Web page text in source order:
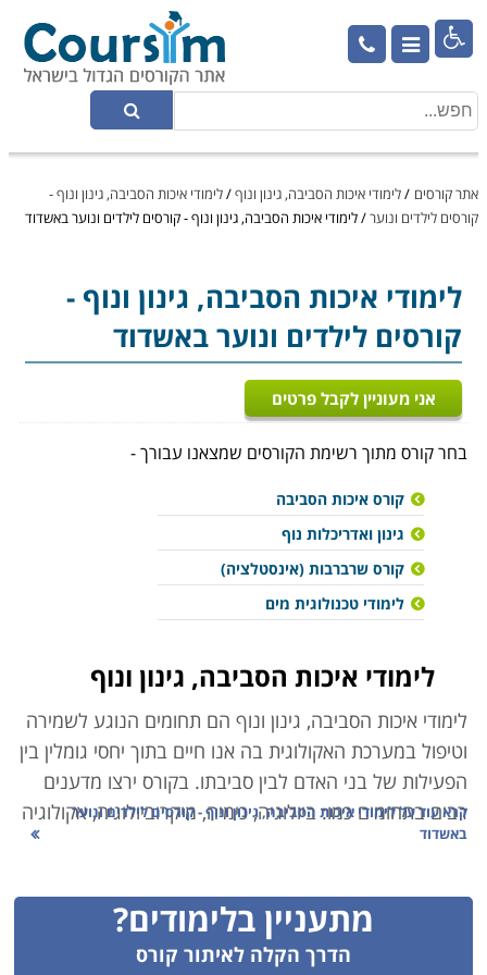

אתר קורסים /לימודי איכות הסביבה, גינון ונוף/לימודי איכות הסביבה, גינון ונוף -
קורסים לילדים ונוער/לימודי איכות הסביבה, גינון ונוף - קורסים לילדים ונוער באשדוד
לימודי איכות הסביבה, גינון ונוף -
קורסים לילדים ונוער באשדוד
אני מעוניין לקבל פרטים
בחר קורס מתוך רשימת הקורסים שמצאנו עבורך -
קורס איכות הסביבה
גינון ואדריכלות נוף
קורס שרברבות (אינסטלציה)
לימודי טכנולוגית מים
לימודי איכות הסביבה, גינון ונוף
לימודי איכות הסביבה, גינון ונוף הם תחומים הנוגע לשמירה
וטיפול במערכת האקולוגית בה אנו חיים בתוך יחסי גומלין בין
הפעילות של בני האדם לבין סביבתו. בקורס ירצו מדענים
רבים בתחומים כמו: ביולוגיה, כימיה, מיקרוביולוגיה, אקולוגיה
וכלכלה בין התחומים הנוספים שיילמדו יהיו גם מדעי הצמח
והמודעות כי בעיות בנושא זה נוגעות אף בבריאותנו
ולביטחונם הכללי של בני האדם ובעלי החיים, במרוצת
השנים, החלה להתגבש הבנה שלא מספיק לשמר את
קרא עוד עללימודי איכות הסביבה, גינון ונוף - קורסים לילדים ונוער
באשדוד
מתעניין בלימודים?
הדרך הקלה לאיתור קורס